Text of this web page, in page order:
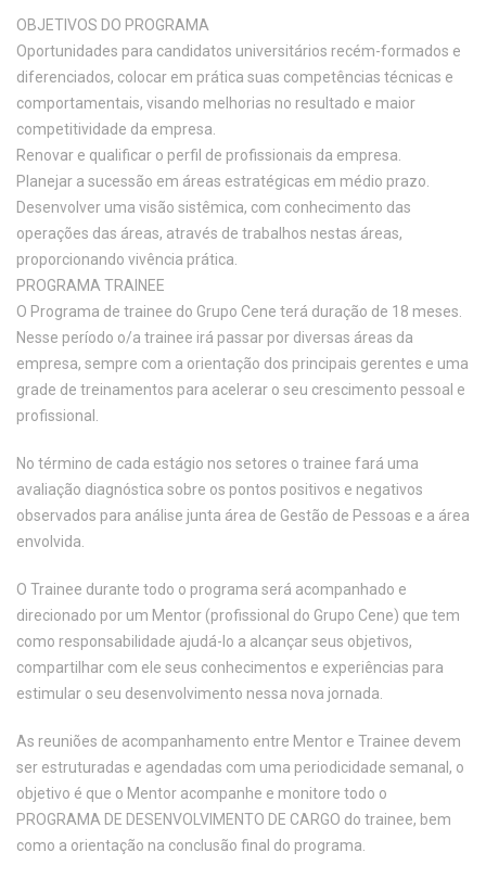
OBJETIVOS DO PROGRAMA
Oportunidades para candidatos universitários recém-formados e
diferenciados, colocar em prática suas competências técnicas e
comportamentais, visando melhorias no resultado e maior
competitividade da empresa.
Renovar e qualificar o perfil de profissionais da empresa.
Planejar a sucessão em áreas estratégicas em médio prazo.
Desenvolver uma visão sistêmica, com conhecimento das
operações das áreas, através de trabalhos nestas áreas,
proporcionando vivência prática.
PROGRAMA TRAINEE
O Programa de trainee do Grupo Cene terá duração de 18 meses.
Nesse período o/a trainee irá passar por diversas áreas da
empresa, sempre com a orientação dos principais gerentes e uma
grade de treinamentos para acelerar o seu crescimento pessoal e
profissional.
No término de cada estágio nos setores o trainee fará uma
avaliação diagnóstica sobre os pontos positivos e negativos
observados para análise junta área de Gestão de Pessoas e a área
envolvida.
O Trainee durante todo o programa será acompanhado e
direcionado por um Mentor (profissional do Grupo Cene) que tem
como responsabilidade ajudá-lo a alcançar seus objetivos,
compartilhar com ele seus conhecimentos e experiências para
estimular o seu desenvolvimento nessa nova jornada.
As reuniões de acompanhamento entre Mentor e Trainee devem
ser estruturadas e agendadas com uma periodicidade semanal, o
objetivo é que o Mentor acompanhe e monitore todo o
PROGRAMA DE DESENVOLVIMENTO DE CARGO do trainee, bem
como a orientação na conclusão final do programa.